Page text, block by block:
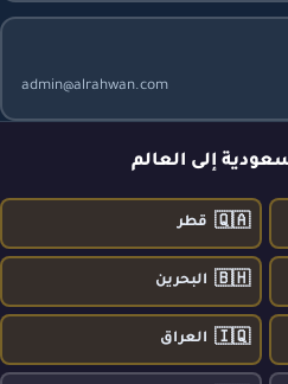
admin@alrahwan.com
إلى العالم
🇶🇦 قطر
🇧🇭 البحرين
🇮🇶 العراق